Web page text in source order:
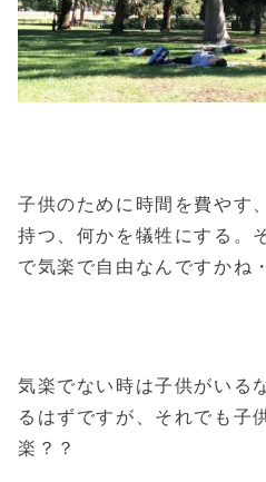
子供のために時間を費やす
持つ、何かを犠牲にする。
で気楽で自由なんですかね
気楽でない時は子供がいる
るはずですが、それでも子
楽？？